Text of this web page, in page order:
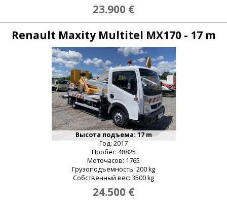
23.900 €
Renault Maxity Multitel MX170 - 17 m
Высота подъема: 17 m
Год: 2017
Пробег: 48825
Моточасов: 1765
Грузоподъемность: 200 kg
Собственный вес: 3500 kg
24.500 €